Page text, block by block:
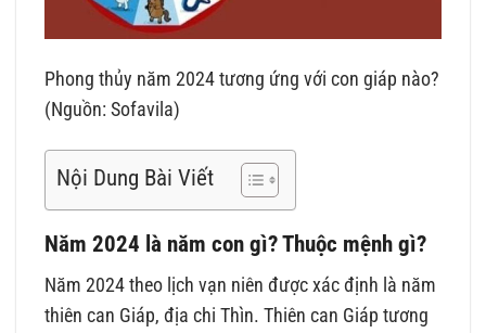
Phong thủy năm 2024 tương ứng với con giáp nào?
(Nguồn: Sofavila)
Nội Dung Bài Viết
Năm 2024 là năm con gì? Thuộc mệnh gì?
Năm 2024 theo lịch vạn niên được xác định là năm
thiên can Giáp, địa chi Thìn. Thiên can Giáp tương